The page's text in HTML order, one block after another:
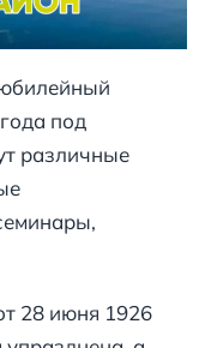
под
различные
28 июня 1926